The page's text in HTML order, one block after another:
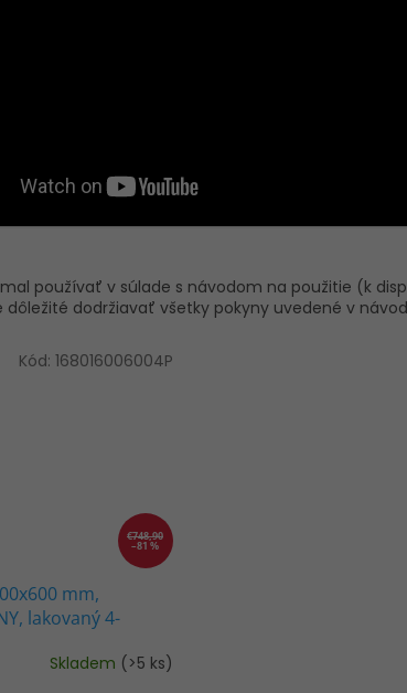
používať v súlade s návodom na použitie (k
dôležité dodržiavať všetky pokyny uvedené v
€748,90
–81 %
mm,
lakovaný 4-
Skladem (>5 ks)
Kód: 168016006004P